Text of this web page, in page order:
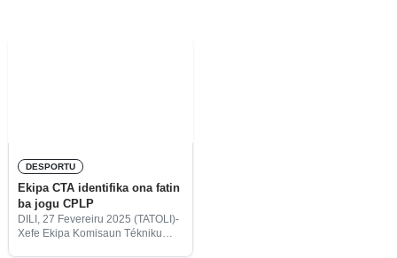
DESPORTU
Ekipa CTA identifika ona fatin
ba jogu CPLP
DILI, 27 Fevereiru 2025 (TATOLI)-
Xefe Ekipa Komisaun Tékniku